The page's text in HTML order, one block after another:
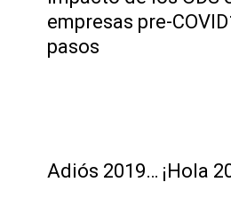
empresas pre-
pasos
Adiós 2019… ¡Hola